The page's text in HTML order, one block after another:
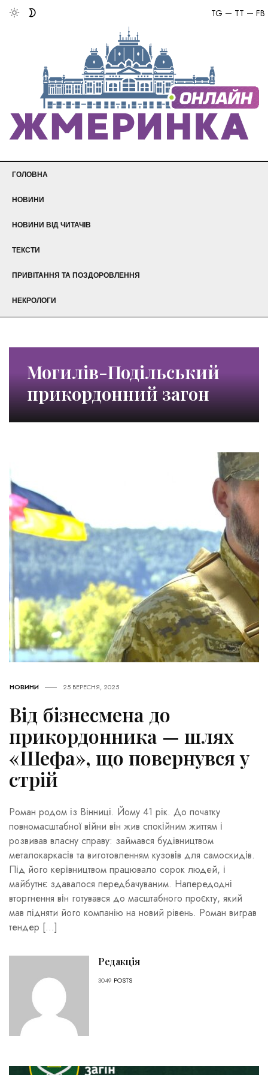
FB
TT
TG
ГОЛОВНА
НОВИНИ
НОВИНИ ВІД ЧИТАЧІВ
ТЕКСТИ
ПРИВІТАННЯ ТА ПОЗДОРОВЛЕННЯ
НЕКРОЛОГИ
Могилів-Подільський
прикордонний загон
НОВИНИ 25 ВЕРЕСНЯ, 2025
Від бізнесмена до
прикордонника — шлях
«Шефа», що повернувся у
стрій
Роман родом із Вінниці. Йому 41 рік. До початку
повномасштабної війни він жив спокійним життям і
розвивав власну справу: займався будівництвом
металокаркасів та виготовленням кузовів для самоскидів.
Під його керівництвом працювало сорок людей, і
майбутнє здавалося передбачуваним. Напередодні
вторгнення він готувався до масштабного проєкту, який
мав підняти його компанію на новий рівень. Роман виграв
тендер […]
Редакція
3049 POSTS